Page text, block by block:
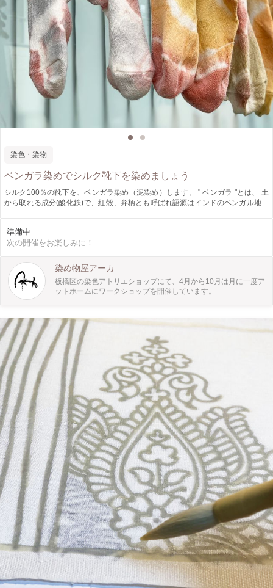
染色・染物
ベンガラ染めでシルク靴下を染めましょう
シルク100％の靴下を、ベンガラ染め（泥染め）します。 " ベンガラ "とは、 土
から取れる成分(酸化鉄)で、紅殻、弁柄とも呼ばれ語源はインドのベンガル地方
ても使用されてきました。 天然素材の心地よいシルク靴下を、薬品を使用しな
いで環境にも体にも良いベンガラ染めで、愛着ある一足を染めていきます。 輪
イズのゆったり靴下です。 シルクというとツルツルさらさらのイメージです
が、 ご用意する靴下は、綿のようなざっくりした心地よい素材です。 ゆったり
で気持ち良い素材なのでルームソックスに活躍します。 私は締め付ける靴下が
苦手なので、普段から外出時も履いています。 自然の恵みだけでつくる世界で
一つだけの靴下です。 お洋服好きな方や、 草木染めが好きな方におすすめしま
す。
準備中
次の開催をお楽しみに！
染め物屋アーカ
板橋区の染色アトリエショップにて、4月から10月は月に一度ア
ットホームにワークショップを開催しています。